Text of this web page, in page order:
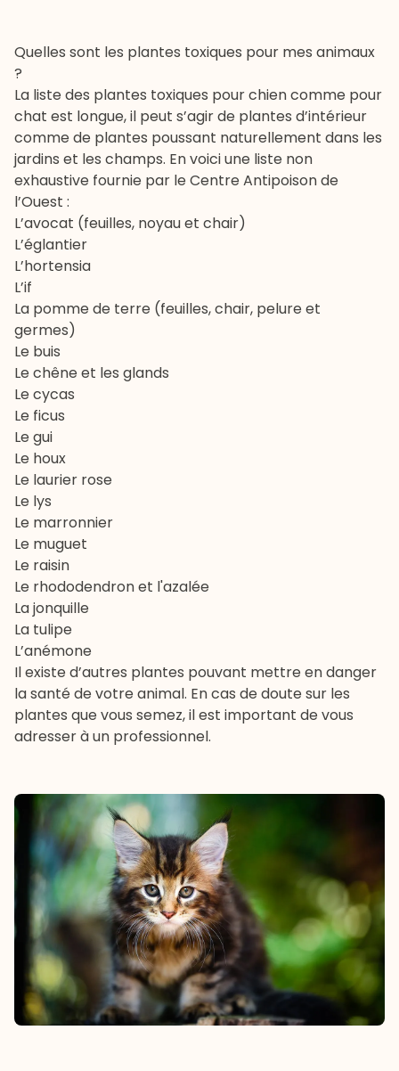
Quelles sont les plantes toxiques pour mes animaux
?
La liste des plantes toxiques pour chien comme pour
chat est longue, il peut s’agir de plantes d’intérieur
comme de plantes poussant naturellement dans les
jardins et les champs. En voici une liste non
exhaustive fournie par le Centre Antipoison de
l’Ouest :
L’avocat (feuilles, noyau et chair)
L’églantier
L’hortensia
L’if
La pomme de terre (feuilles, chair, pelure et
germes)
Le buis
Le chêne et les glands
Le cycas
Le ficus
Le gui
Le houx
Le laurier rose
Le lys
Le marronnier
Le muguet
Le raisin
Le rhododendron et l'azalée
La jonquille
La tulipe
L’anémone
Il existe d’autres plantes pouvant mettre en danger
la santé de votre animal. En cas de doute sur les
plantes que vous semez, il est important de vous
adresser à un professionnel.